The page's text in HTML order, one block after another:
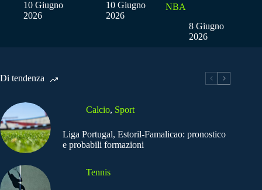
10 Giugno
2026
10 Giugno
2026
NBA
8 Giugno
2026
Di tendenza
Calcio, Sport
Liga Portugal, Estoril-Famalicao: pronostico
e probabili formazioni
Tennis